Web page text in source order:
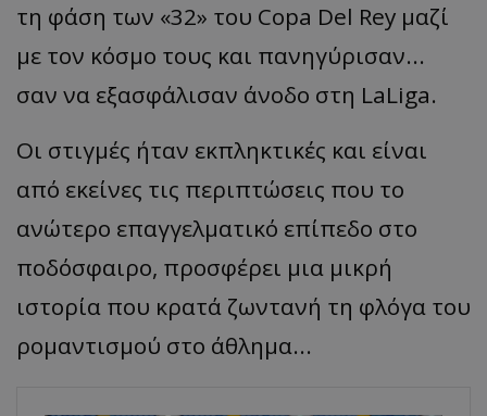
τη φάση των «32» του Copa Del Rey μαζί
με τον κόσμο τους και πανηγύρισαν...
σαν να εξασφάλισαν άνοδο στη LaLiga.
Οι στιγμές ήταν εκπληκτικές και είναι
από εκείνες τις περιπτώσεις που το
ανώτερο επαγγελματικό επίπεδο στο
ποδόσφαιρο, προσφέρει μια μικρή
ιστορία που κρατά ζωντανή τη φλόγα του
ρομαντισμού στο άθλημα...